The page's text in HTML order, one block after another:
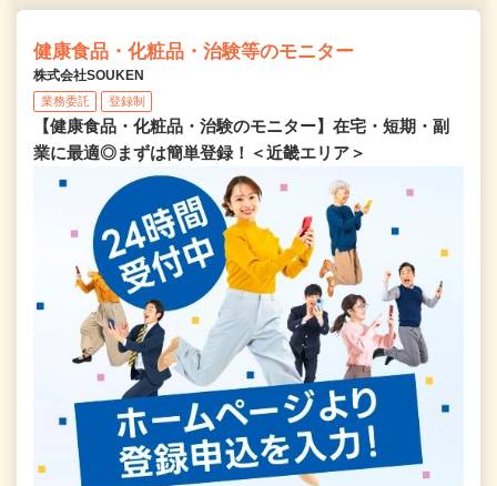
健康食品・化粧品・治験等のモニター
株式会社SOUKEN
業務委託 登録制
【健康食品・化粧品・治験のモニター】在宅・短期・副
業に最適◎まずは簡単登録！＜近畿エリア＞